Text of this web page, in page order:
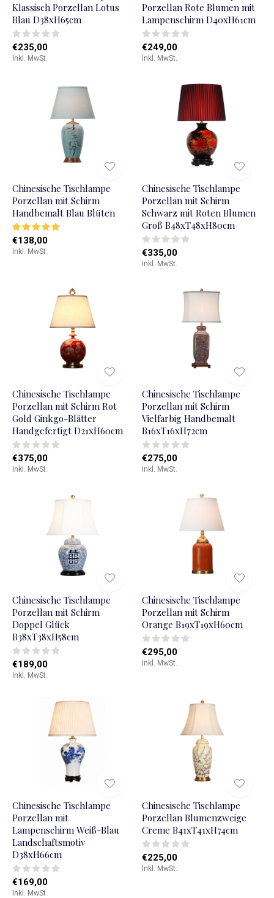
Klassisch Porzellan Lotus
Blau D38xH65cm
€235,00
Inkl. MwSt.
Porzellan Rote Blumen mit
Lampenschirm D40xH61cm
€249,00
Inkl. MwSt.
Chinesische Tischlampe
Porzellan mit Schirm
Handbemalt Blau Blüten
€138,00
Inkl. MwSt.
Chinesische Tischlampe
Porzellan mit Schirm
Schwarz mit Roten Blumen
Groß B48xT48xH80cm
€335,00
Inkl. MwSt.
Chinesische Tischlampe
Porzellan mit Schirm Rot
Gold Ginkgo-Blätter
Handgefertigt D21xH60cm
€375,00
Inkl. MwSt.
Chinesische Tischlampe
Porzellan mit Schirm
Vielfarbig Handbemalt
B16xT16xH72cm
€275,00
Inkl. MwSt.
Chinesische Tischlampe
Porzellan mit Schirm
Doppel Glück
B38xT38xH58cm
€189,00
Inkl. MwSt.
Chinesische Tischlampe
Porzellan mit Schirm
Orange B19xT19xH60cm
€295,00
Inkl. MwSt.
Chinesische Tischlampe
Porzellan mit
Lampenschirm Weiß-Blau
Landschaftsmotiv
D38xH66cm
€169,00
Inkl. MwSt.
Chinesische Tischlampe
Porzellan Blumenzweige
Creme B41xT41xH74cm
€225,00
Inkl. MwSt.